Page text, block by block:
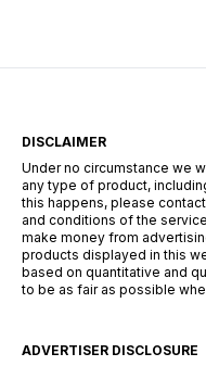
español: Dineti,
DISCLAIMER
Under no circumstance we
any type of product,
this happens, please
and conditions of the
make money from
products displayed in this
based on quantitative and
to be as fair as possible
ADVERTISER DISCLOSURE